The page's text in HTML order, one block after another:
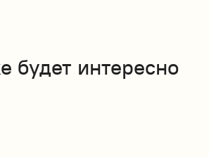
будет интересно